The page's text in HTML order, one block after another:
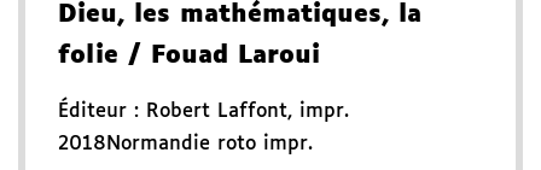
Dieu, les mathématiques, la
folie / Fouad Laroui
Éditeur : Robert Laffont, impr.
2018 Normandie roto impr.